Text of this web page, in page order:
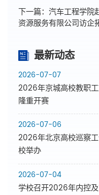
下一篇：汽车工程学院
资源服务有限公司访企
最新动态
2026-07-07
2026年京城高校教职
隆重开赛
2026-07-06
2026年北京高校巡察
校举办
2026-07-04
学校召开2026年内控